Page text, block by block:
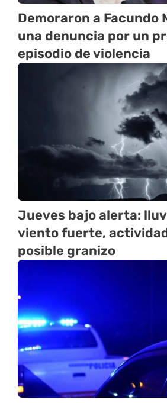
Demoraron a Facundo
una denuncia por un
episodio de violencia
Jueves bajo alerta:
viento fuerte,
posible granizo